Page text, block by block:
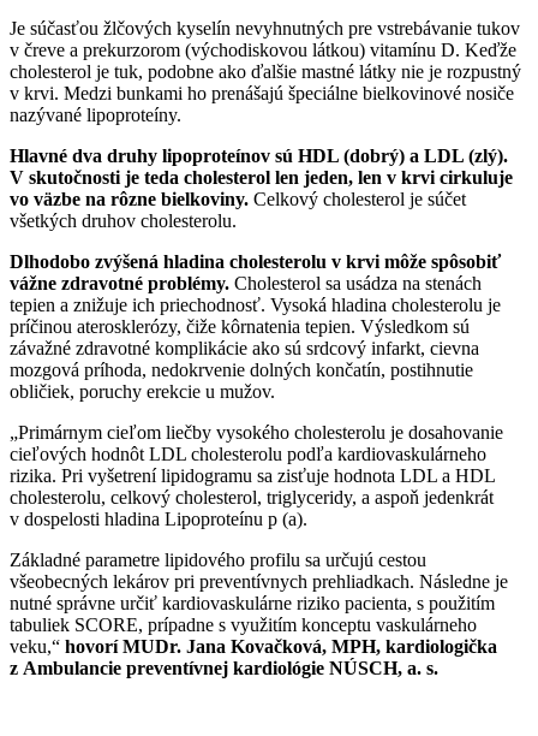
Je súčasťou žlčových kyselín nevyhnutných pre vstrebávanie tukov
v čreve a prekurzorom (východiskovou látkou) vitamínu D. Keďže
cholesterol je tuk, podobne ako ďalšie mastné látky nie je rozpustný
v krvi. Medzi bunkami ho prenášajú špeciálne bielkovinové nosiče
nazývané lipoproteíny.
Hlavné dva druhy lipoproteínov sú HDL (dobrý) a LDL (zlý).
V skutočnosti je teda cholesterol len jeden, len v krvi cirkuluje
vo väzbe na rôzne bielkoviny. Celkový cholesterol je súčet
všetkých druhov cholesterolu.
Dlhodobo zvýšená hladina cholesterolu v krvi môže spôsobiť
vážne zdravotné problémy. Cholesterol sa usádza na stenách
tepien a znižuje ich priechodnosť. Vysoká hladina cholesterolu je
príčinou aterosklerózy, čiže kôrnatenia tepien. Výsledkom sú
závažné zdravotné komplikácie ako sú srdcový infarkt, cievna
mozgová príhoda, nedokrvenie dolných končatín, postihnutie
obličiek, poruchy erekcie u mužov.
„Primárnym cieľom liečby vysokého cholesterolu je dosahovanie
cieľových hodnôt LDL cholesterolu podľa kardiovaskulárneho
rizika. Pri vyšetrení lipidogramu sa zisťuje hodnota LDL a HDL
cholesterolu, celkový cholesterol, triglyceridy, a aspoň jedenkrát
v dospelosti hladina Lipoproteínu p (a).
Základné parametre lipidového profilu sa určujú cestou
všeobecných lekárov pri preventívnych prehliadkach. Následne je
nutné správne určiť kardiovaskulárne riziko pacienta, s použitím
tabuliek SCORE, prípadne s využitím konceptu vaskulárneho
veku,“ hovorí MUDr. Jana Kovačková, MPH, kardiologička
z Ambulancie preventívnej kardiológie NÚSCH, a. s.